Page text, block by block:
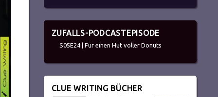
ZUFALLS-PODCASTEPISODE
S05E24 | Für einen Hut voller Donuts
CLUE WRITING BÜCHER